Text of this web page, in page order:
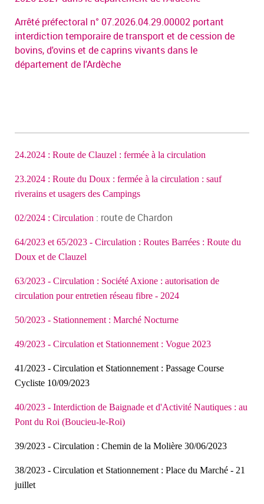
Arrêté préfectoral n° 07.2026.04.29.00002 portant
interdiction temporaire de transport et de cession de
bovins, d'ovins et de caprins vivants dans le
département de l'Ardèche
24.2024 : Route de Clauzel : fermée à la circulation
23.2024 : Route du Doux : fermée à la circulation : sauf
riverains et usagers des Campings
02/2024 : Circulation : route de Chardon
64/2023 et 65/2023 - Circulation : Routes Barrées : Route du
Doux et de Clauzel
63/2023 - Circulation : Société Axione : autorisation de
circulation pour entretien réseau fibre - 2024
50/2023 - Stationnement : Marché Nocturne
49/2023 - Circulation et Stationnement : Vogue 2023
41/2023 - Circulation et Stationnement : Passage Course
Cycliste 10/09/2023
40/2023 - Interdiction de Baignade et d'Activité Nautiques : au
Pont du Roi (Boucieu-le-Roi)
39/2023 - Circulation : Chemin de la Molière 30/06/2023
38/2023 - Circulation et Stationnement : Place du Marché - 21
juillet